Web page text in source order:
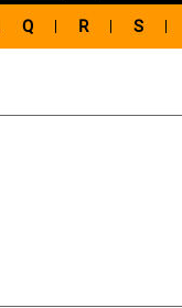
Q R S